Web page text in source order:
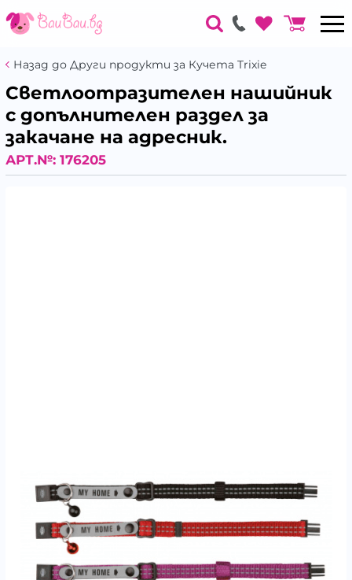
Назад до Други продукти за Кучета Trixie
Светлоотразителен нашийник
с допълнителен раздел за
закачане на адресник.
АРТ.№: 176205